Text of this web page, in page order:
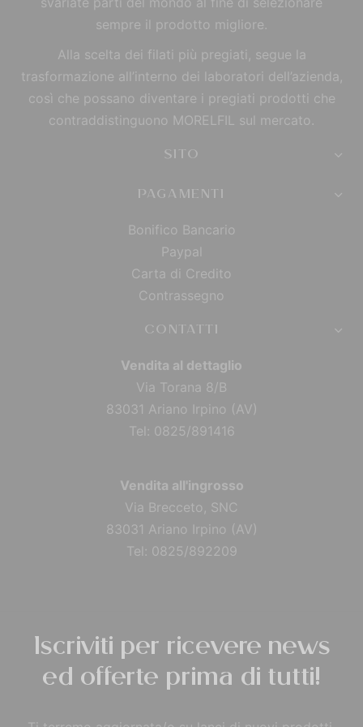
sempre il prodotto migliore.
Alla scelta dei filati più pregiati, segue la
trasformazione all’interno dei laboratori dell’azienda,
così che possano diventare i pregiati prodotti che
contraddistinguono MORELFIL sul mercato.
SITO
PAGAMENTI
Bonifico Bancario
Paypal
Carta di Credito
Contrassegno
CONTATTI
Vendita al dettaglio
Via Torana 8/B
83031 Ariano Irpino (AV)
Tel: 0825/891416
Vendita all'ingrosso
Via Brecceto, SNC
83031 Ariano Irpino (AV)
Tel: 0825/892209
Iscriviti per ricevere news
ed offerte prima di tutti!